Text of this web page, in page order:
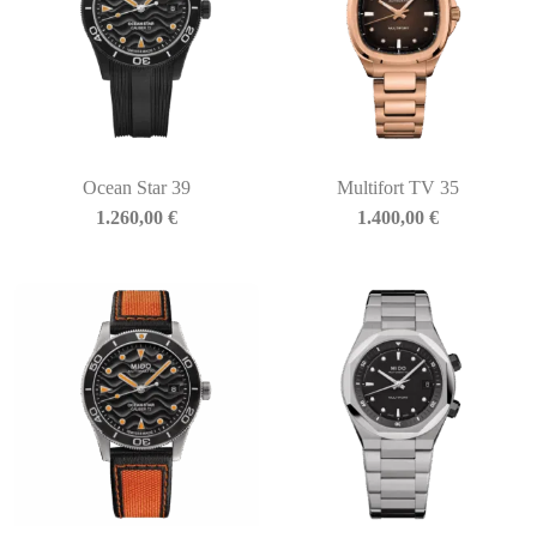
Ocean Star 39
1.260,00 €
Multifort TV 35
1.400,00€